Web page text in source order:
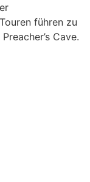
führen zu
Cave.